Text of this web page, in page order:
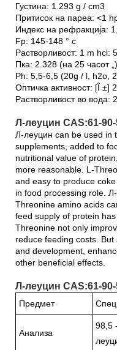
Густина: 1.293 g / cm3
Притисок на пареа: <1
Индекс на рефракција:
Fp: 145-148 ° c
Растворливост: 1 m hcl:
Пка: 2.328 (на 25 часот „)
Ph: 5,5-6,5 (20g / l, h2o,
Оптичка активност: [Î ±]
Растворливост во вода:
Л-леуцин CAS:61-
Л-леуцин can be used in
supplements, added to
nutritional value of
more reasonable. L-
and easy to produce
in food processing role.
Threonine amino acids
feed supply of protein
Threonine not only
reduce feeding costs.
and development,
other beneficial effects.
Л-леуцин CAS:61-
Предмет
Анализа
98,5